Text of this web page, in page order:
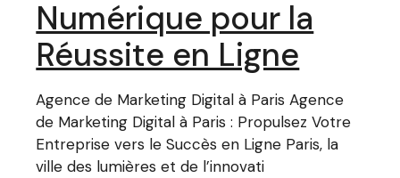
Numérique pour la
Réussite en Ligne
Agence de Marketing Digital à Paris Agence
de Marketing Digital à Paris : Propulsez Votre
Entreprise vers le Succès en Ligne Paris, la
ville des lumières et de l’innovati